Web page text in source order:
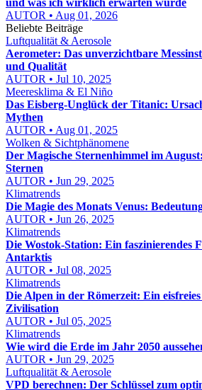
und was ich wirklich erwarten würde
AUTOR • Aug 01, 2026
Beliebte Beiträge
Luftqualität & Aerosole
Aerometer: Das unverzichtbare
und Qualität
AUTOR • Jul 10, 2025
Meeresklima & El Niño
Das Eisberg-Unglück der Titanic:
Mythen
AUTOR • Aug 01, 2025
Wolken & Sichtphänomene
Der Magische Sternenhimmel im
Sternen
AUTOR • Jun 29, 2025
Klimatrends
Die Magie des Monats Venus:
AUTOR • Jun 26, 2025
Klimatrends
Die Wostok-Station: Ein faszinierendes
Antarktis
AUTOR • Jul 08, 2025
Klimatrends
Die Alpen in der Römerzeit: Ein
Zivilisation
AUTOR • Jul 05, 2025
Klimatrends
Wie wird die Erde im Jahr 2050
AUTOR • Jun 29, 2025
Luftqualität & Aerosole
VPD berechnen: Der Schlüssel zum